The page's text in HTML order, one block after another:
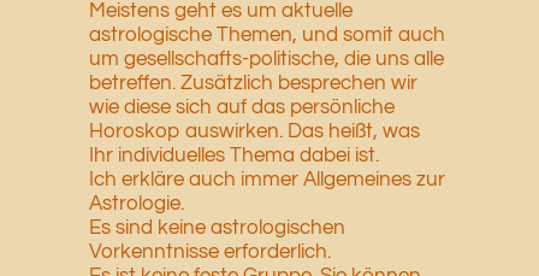
Meistens geht es um aktuelle
astrologische Themen, und somit auch
um gesellschafts-politische, die uns alle
betreffen. Zusätzlich besprechen wir
wie diese sich auf das persönliche
Horoskop auswirken. Das heißt, was
Ihr individuelles Thema dabei ist.
Ich erkläre auch immer Allgemeines zur
Astrologie.
Es sind keine astrologischen
Vorkenntnisse erforderlich.